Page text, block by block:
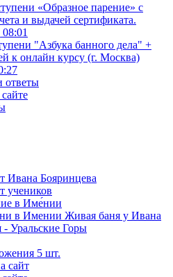
«Образное парение» с
и выдачей сертификата.
"Азбука банного дела" +
к онлайн курсу (г. Москва)
ответы
Ивана Бояринцева
учеников
в Име́нии
в Имении Живая баня у Ивана
- Уральские Горы
5 шт.
сайт